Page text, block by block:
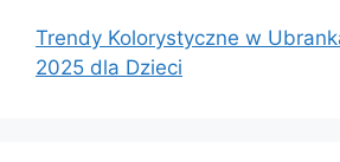
Trendy Kolorystyczne w
2025 dla Dzieci